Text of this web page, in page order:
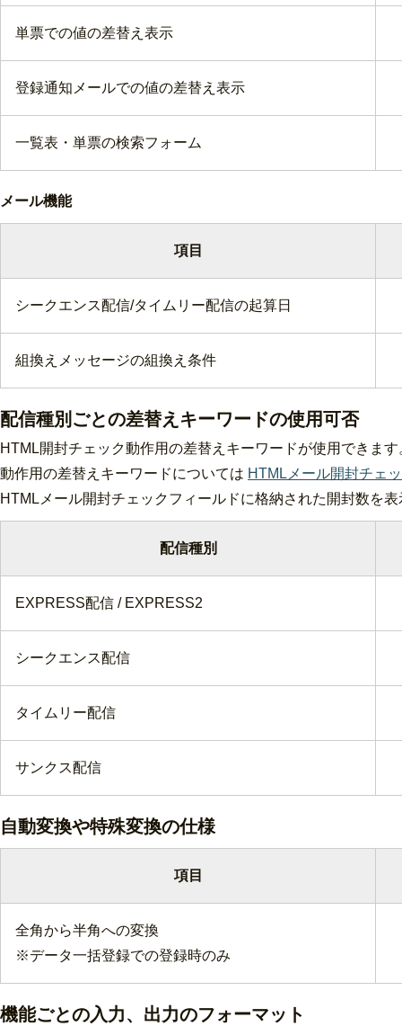
単票での値の差替え表示
登録通知メールでの値の差替え表示
一覧表・単票の検索フォーム
メール機能
項目
シークエンス配信/タイムリー配信の起算日
組換えメッセージの組換え条件
配信種別ごとの差替えキーワードの使用可否
HTML開封チェック動作用の差替えキーワードが使用できます
動作用の差替えキーワードについては HTMLメール開封チェ
HTMLメール開封チェックフィールドに格納された開封数を
配信種別
EXPRESS配信 / EXPRESS2
シークエンス配信
タイムリー配信
サンクス配信
自動変換や特殊変換の仕様
項目
全角から半角への変換
※データ一括登録での登録時のみ
機能ごとの入力、出力のフォーマット